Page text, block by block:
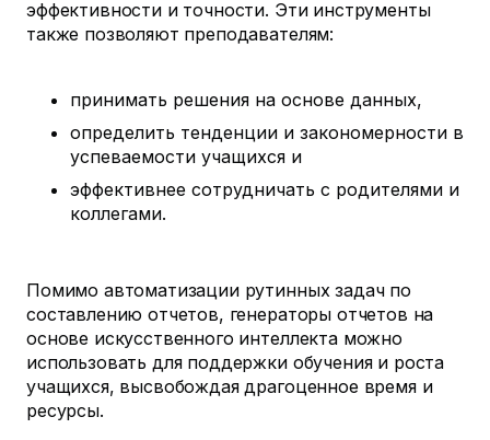
эффективности и точности. Эти инструменты
также позволяют преподавателям:
принимать решения на основе данных,
определить тенденции и закономерности в
успеваемости учащихся и
эффективнее сотрудничать с родителями и
коллегами.
Помимо автоматизации рутинных задач по
составлению отчетов, генераторы отчетов на
основе искусственного интеллекта можно
использовать для поддержки обучения и роста
учащихся, высвобождая драгоценное время и
ресурсы.